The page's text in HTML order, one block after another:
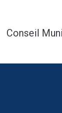
Conseil